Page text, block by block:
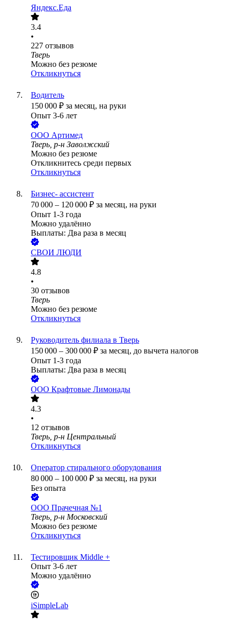
Яндекс.Еда
3.4
•
227 отзывов
Тверь
Можно без резюме
Откликнуться
Водитель
150 000 ₽ за месяц, на руки
Опыт 3-6 лет
ООО Артимед
Тверь, р-н Заволжский
Можно без резюме
Откликнитесь среди первых
Откликнуться
Бизнес- ассистент
70 000 – 120 000 ₽ за месяц, на руки
Опыт 1-3 года
Можно удалённо
Выплаты: Два раза в месяц
СВОИ ЛЮДИ
4.8
•
30 отзывов
Тверь
Можно без резюме
Откликнуться
Руководитель филиала в Тверь
150 000 – 300 000 ₽ за месяц, до вычета налогов
Опыт 1-3 года
Выплаты: Два раза в месяц
ООО Крафтовые Лимонады
4.3
•
12 отзывов
Тверь, р-н Центральный
Откликнуться
Оператор стирального оборудования
80 000 – 100 000 ₽ за месяц, на руки
Без опыта
ООО Прачечная №1
Тверь, р-н Московский
Можно без резюме
Откликнуться
Тестировщик Middle +
Опыт 3-6 лет
Можно удалённо
iSimpleLab